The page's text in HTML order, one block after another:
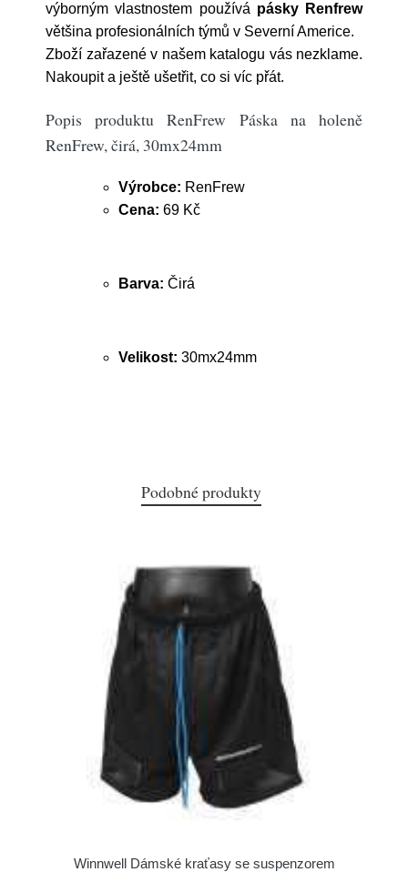
výborným vlastnostem používá pásky Renfrew
většina profesionálních týmů v Severní Americe.
Zboží zařazené v našem katalogu vás nezklame.
Nakoupit a ještě ušetřit, co si víc přát.
Popis produktu RenFrew Páska na holeně
RenFrew, čirá, 30mx24mm
Výrobce: RenFrew
Cena: 69 Kč
Barva: Čirá
Velikost: 30mx24mm
Podobné produkty
Winnwell Dámské kraťasy se suspenzorem